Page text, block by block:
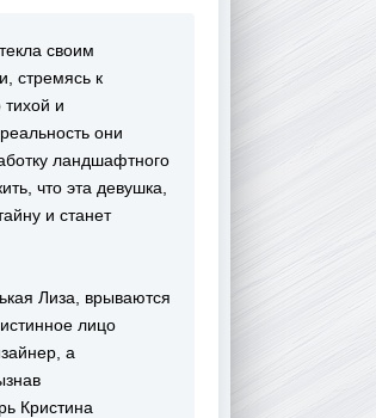
своим
стремясь к
и
они
ландшафтного
что эта девушка,
и станет
Лиза, врываются
лицо
а
Кристина